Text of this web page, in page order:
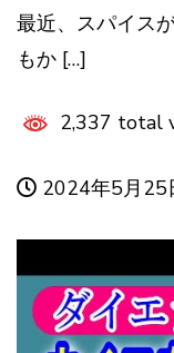
最近、スパイス
もか […]
2,337 total
2024年5月25